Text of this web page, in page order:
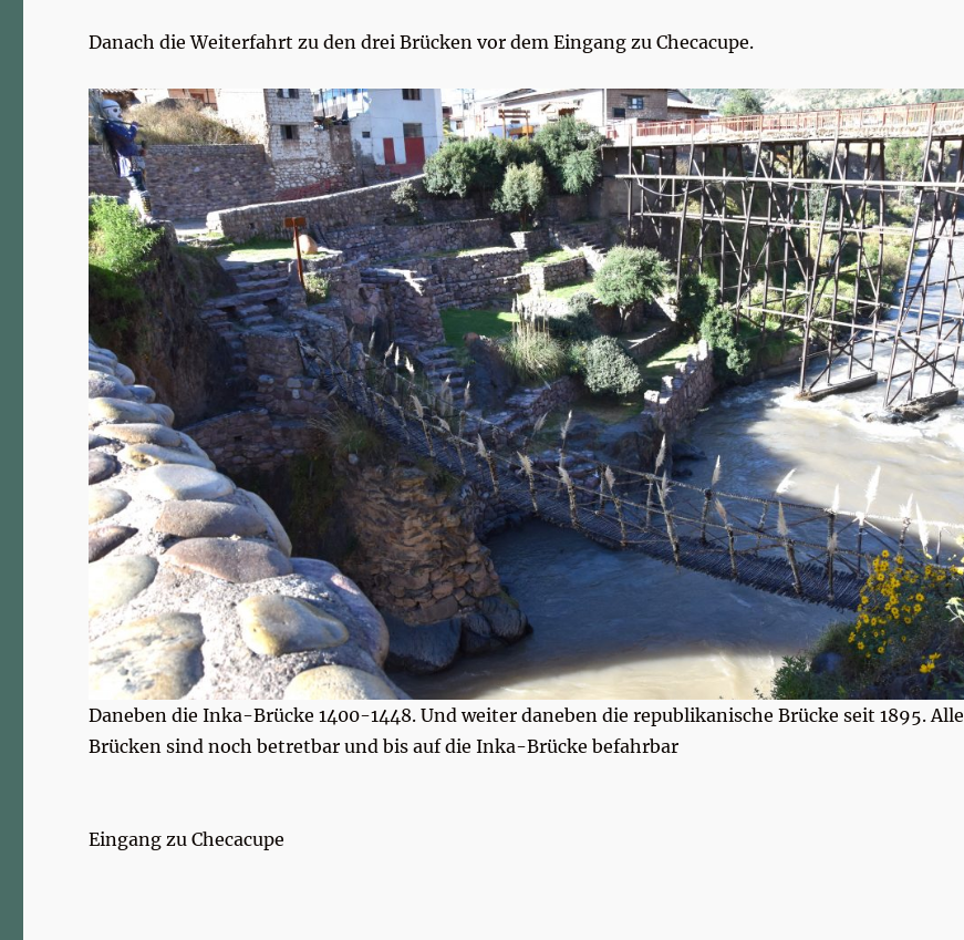
Danach die Weiterfahrt zu den drei Brücken vor dem Eingang zu Checacupe.
Daneben die Inka-Brücke 1400-1448. Und weiter daneben die republikanische Brücke seit 1895. Alle
Brücken sind noch betretbar und bis auf die Inka-Brücke befahrbar
Eingang zu Checacupe